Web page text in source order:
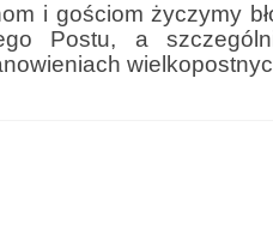
i gościom życzymy
Postu, a